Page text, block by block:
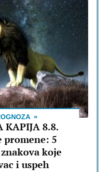
KAPIJA 8.8.
5
koje
i uspeh